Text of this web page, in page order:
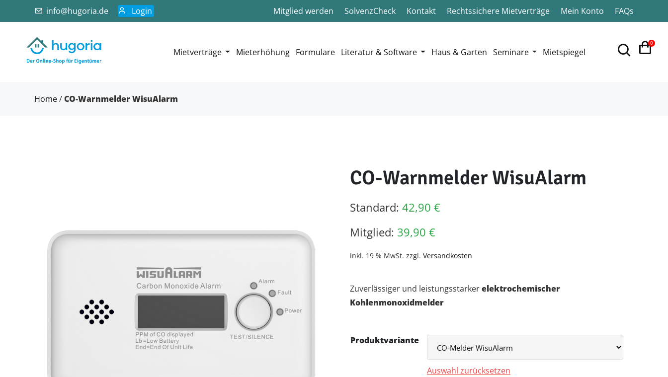
info@hugoria.de Login Mitglied werden SolvenzCheck Kontakt Rechtssichere Mietverträge Mein Konto FAQs
Mietverträge Mieterhöhung Formulare Literatur & Software Haus & Garten Seminare Mietspiegel
0
Home/CO-Warnmelder WisuAlarm
CO-Warnmelder WisuAlarm
Standard: 42,90 €
Mitglied: 39,90 €
inkl. 19 % MwSt. zzgl. Versandkosten
Zuverlässiger und leistungsstarkerelektrochemischer
Kohlenmonoxidmelder
Produktvariante
Auswahl zurücksetzen